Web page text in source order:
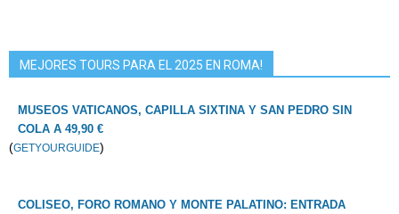
MEJORES TOURS PARA EL 2025 EN ROMA!
MUSEOS VATICANOS, CAPILLA SIXTINA Y SAN PEDRO SIN
COLA A 49,90 €
(GETYOURGUIDE)
COLISEO, FORO ROMANO Y MONTE PALATINO: ENTRADA